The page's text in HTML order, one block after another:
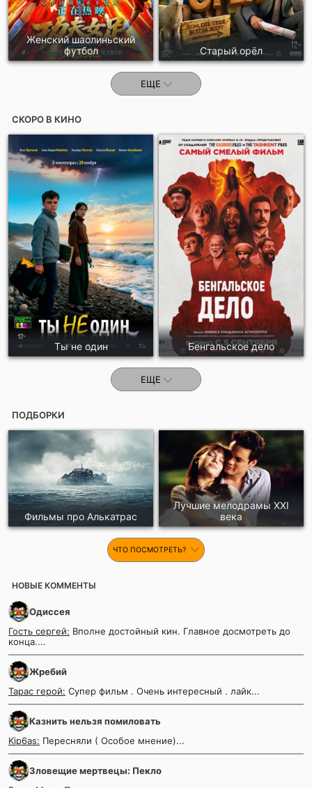
Женский шаолиньский
футбол
Старый орёл
ЕЩЕ
СКОРО В КИНО
Ты не один Бенгальское дело
ЕЩЕ
ПОДБОРКИ
Фильмы про Алькатрас
Лучшие мелодрамы XXI
века
ЧТО ПОСМОТРЕТЬ?
НОВЫЕ КОММЕНТЫ
Одиссея
Гость сергей: Вполне достойный кин. Главное досмотреть до
конца....
Жребий
Тарас герой: Супер фильм . Очень интересный . лайк...
Казнить нельзя помиловать
Kip6as: Пересняли ( Особое мнение)...
Зловещие мертвецы: Пекло